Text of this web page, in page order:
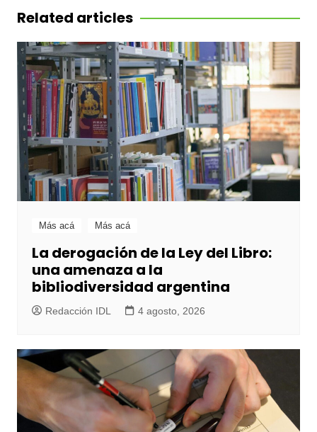
entradas
Related articles
Más acá Más acá
La derogación de la Ley del Libro:
una amenaza a la
bibliodiversidad argentina
Redacción IDL 4 agosto, 2026